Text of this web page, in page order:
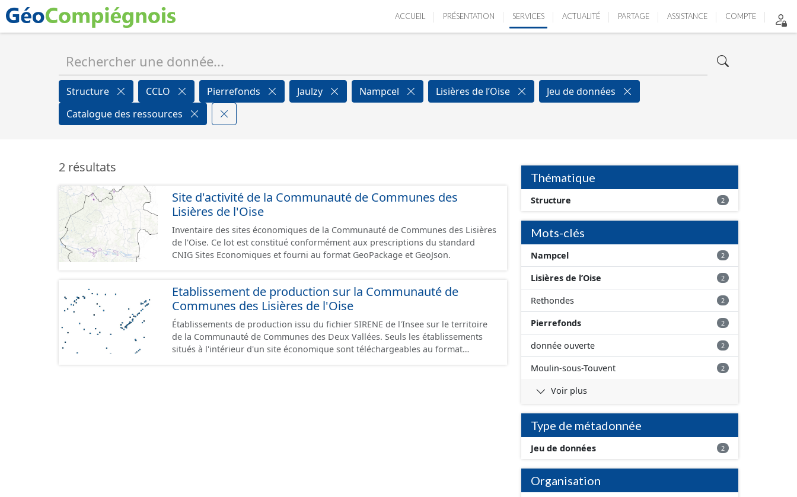
ACCUEIL PRÉSENTATION SERVICES ACTUALITÉ PARTAGE ASSISTANCE COMPTE
Structure CCLO Pierrefonds Jaulzy Nampcel Lisières de l’Oise
Jeu de données
Catalogue des ressources
2 résultats
Site d'activité de la Communauté de Communes des
Lisières de l'Oise
Inventaire des sites économiques de la Communauté de Communes des Lisières
de l'Oise. Ce lot est constitué conformément aux prescriptions du standard
CNIG Sites Economiques et fourni au format GeoPackage et GeoJson.
Etablissement de production sur la Communauté de
Communes des Lisières de l'Oise
Établissements de production issu du fichier SIRENE de l'Insee sur le territoire
de la Communauté de Communes des Deux Vallées. Seuls les établissements
situés à l'intérieur d'un site économique sont téléchargeables au format
Thématique
Structure 2
Mots-clés
Nampcel 2
Lisières de l’Oise 2
Rethondes 2
Pierrefonds 2
donnée ouverte 2
Moulin-sous-Touvent 2
Voir plus
Type de métadonnée
Jeu de données 2
Organisation